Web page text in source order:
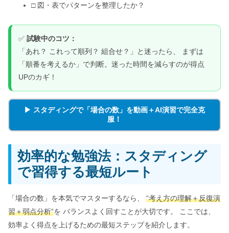
□ 図・表でパターンを整理したか？
✅ 試験中のコツ：
「あれ？ これって順列？ 組合せ？」と迷ったら、 まずは
「順番を考えるか」で判断。迷った時間を減らすのが得点
UPのカギ！
▶ スタディングで「場合の数」を動画＋AI演習で完全克
服！
効率的な勉強法：スタディング
で習得する最短ルート
「場合の数」を本気でマスターするなら、 “考え方の理解＋反復演
習＋弱点分析”を バランスよく回すことが大切です。 ここでは、
効率よく得点を上げるための最短ステップを紹介します。